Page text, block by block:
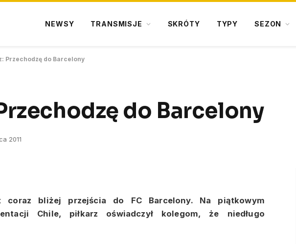
NEWSY TRANSMISJE SKRÓTY TYPY SEZON
Przechodzę do Barcelony
do Barcelony
2011
coraz bliżej przejścia do FC Barcelony. Na piątkowym
Chile, piłkarz oświadczył kolegom, że niedługo